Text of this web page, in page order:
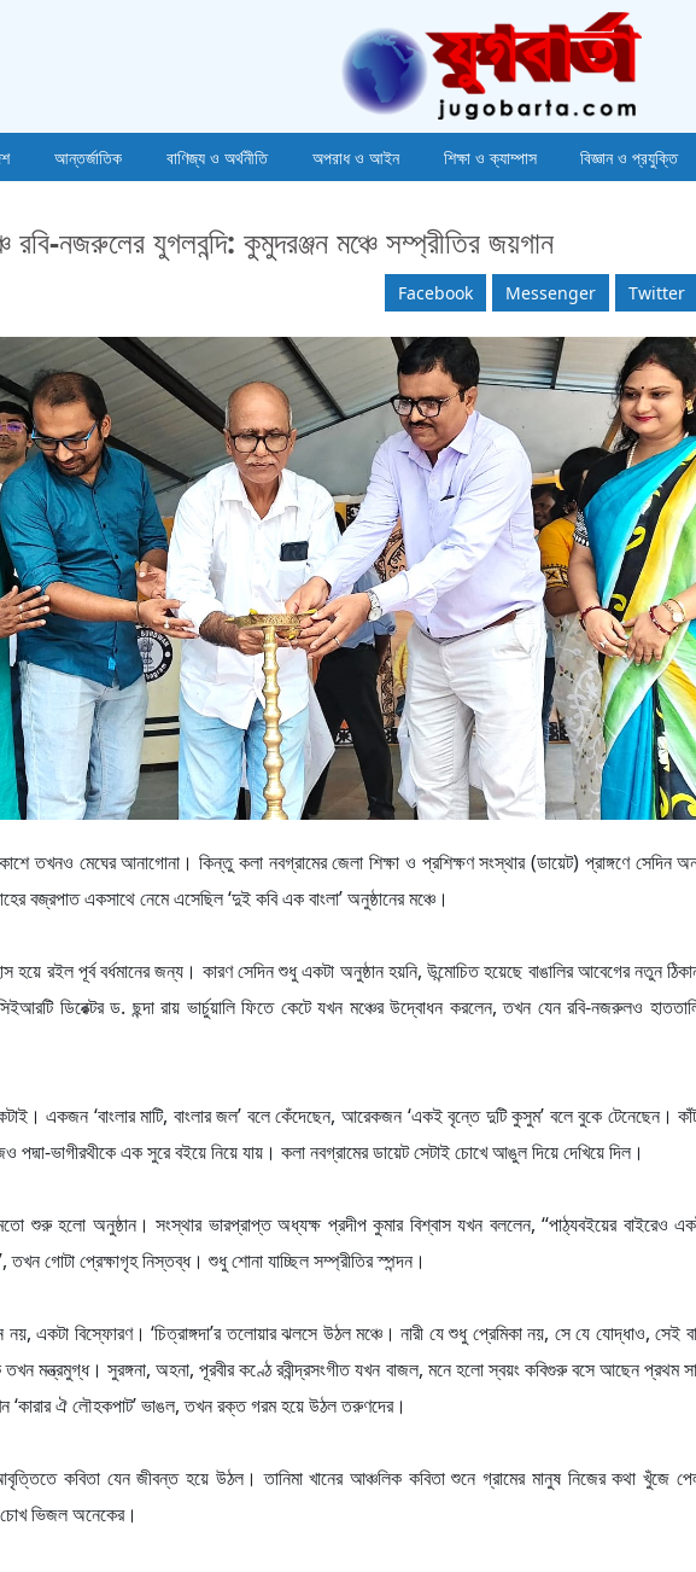
আন্তর্জাতিক বাণিজ্য ও অর্থনীতি অপরাধ ও আইন শিক্ষা ও ক্যাম্পাস বিজ্ঞান ও প্রযুক্তি
রবি-নজরুলের যুগলবন্দি: কুমুদরঞ্জন মঞ্চে সম্প্রীতির জয়গান
Facebook Messenger Twitter
তখনও মেঘের আনাগোনা। কিন্তু কলা নবগ্রামের জেলা শিক্ষা ও প্রশিক্ষণ সংস্থার (ডায়েট) প্রাঙ্গণে সেদিন অন্য
বজ্রপাত একসাথে নেমে এসেছিল ‘দুই কবি এক বাংলা’ অনুষ্ঠানের মঞ্চে।
হয়ে রইল পূর্ব বর্ধমানের জন্য। কারণ সেদিন শুধু একটা অনুষ্ঠান হয়নি, উন্মোচিত হয়েছে বাঙালির আবেগের নতুন
ডিরেক্টর ড. ছন্দা রায় ভার্চুয়ালি ফিতে কেটে যখন মঞ্চের উদ্বোধন করলেন, তখন যেন রবি-নজরুলও
একজন ‘বাংলার মাটি, বাংলার জল’ বলে কেঁদেছেন, আরেকজন ‘একই বৃন্তে দুটি কুসুম’ বলে বুকে টেনেছেন।
পদ্মা-ভাগীরথীকে এক সুরে বইয়ে নিয়ে যায়। কলা নবগ্রামের ডায়েট সেটাই চোখে আঙুল দিয়ে দেখিয়ে দিল।
শুরু হলো অনুষ্ঠান। সংস্থার ভারপ্রাপ্ত অধ্যক্ষ প্রদীপ কুমার বিশ্বাস যখন বললেন, “পাঠ্যবইয়ের বাইরেও
তখন গোটা প্রেক্ষাগৃহ নিস্তব্ধ। শুধু শোনা যাচ্ছিল সম্প্রীতির স্পন্দন।
একটা বিস্ফোরণ। ‘চিত্রাঙ্গদা’র তলোয়ার ঝলসে উঠল মঞ্চে। নারী যে শুধু প্রেমিকা নয়, সে যে যোদ্ধাও, সেই
তখন মন্ত্রমুগ্ধ। সুরঙ্গনা, অহনা, পূরবীর কণ্ঠে রবীন্দ্রসংগীত যখন বাজল, মনে হলো স্বয়ং কবিগুরু বসে আছেন প্রথম
‘কারার ঐ লৌহকপাট’ ভাঙল, তখন রক্ত গরম হয়ে উঠল তরুণদের।
কবিতা যেন জীবন্ত হয়ে উঠল। তানিমা খানের আঞ্চলিক কবিতা শুনে গ্রামের মানুষ নিজের কথা খুঁজে
ভিজল অনেকের।